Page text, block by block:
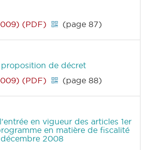
(PDF)
(page 87)
de décret
(PDF)
(page 88)
en vigueur des articles 1er
en matière de fiscalité
2008